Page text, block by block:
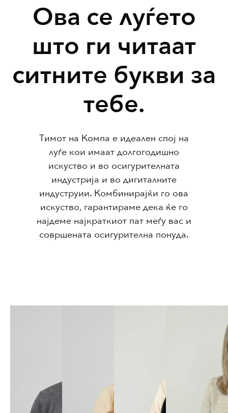
Ова се луѓето
што ги читаат
ситните букви за
тебе.
Тимот на Компа е идеален спој на
луѓе кои имаат долгогодишно
искуство и во осигурителната
индустрија и во дигиталните
индуструии. Комбинирајќи го ова
искуство, гарантираме дека ќе го
најдеме најкраткиот пат меѓу вас и
совршената осигурителна понуда.